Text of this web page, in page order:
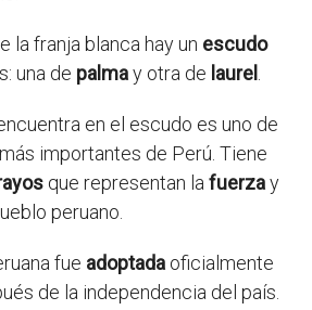
la franja blanca hay un escudo
una de palmay otra de laurel
en el escudo es uno de
más importantes de Perú. Tiene
que representan la fuerzay
peruano.
fue adoptada oficialmente
de la independencia del país.